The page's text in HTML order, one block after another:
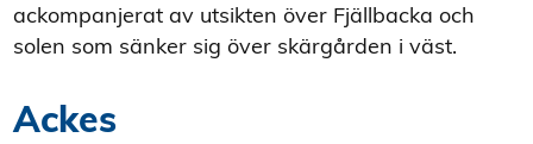
ackompanjerat av utsikten över Fjällbacka och
solen som sänker sig över skärgården i väst.
Ackes